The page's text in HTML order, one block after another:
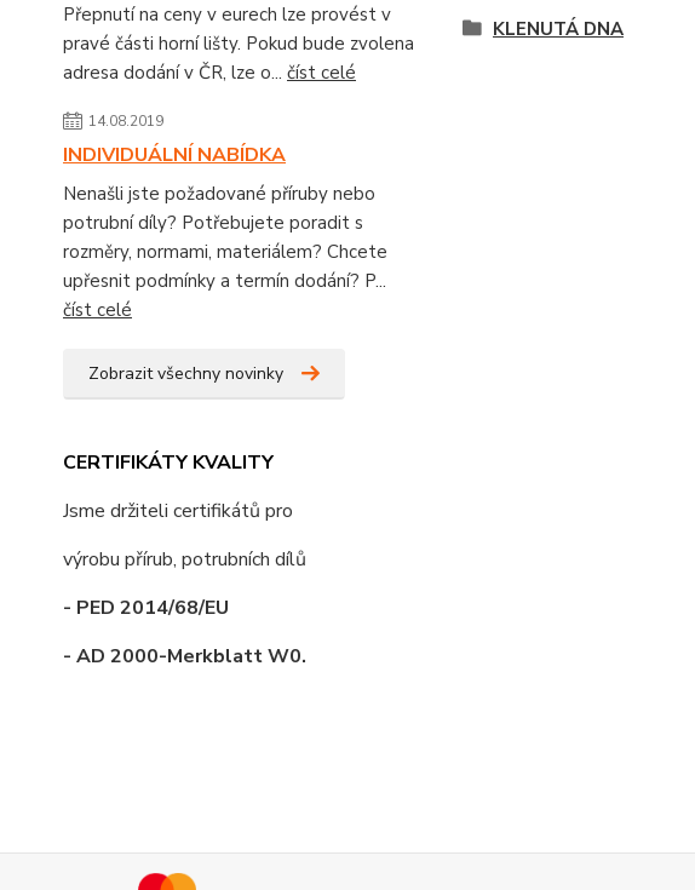
Přepnutí na ceny v eurech lze provést v
pravé části horní lišty. Pokud bude zvolena
adresa dodání v ČR, lze o... číst celé
14.08.2019
INDIVIDUÁLNÍ NABÍDKA
Nenašli jste požadované příruby nebo
potrubní díly? Potřebujete poradit s
rozměry, normami, materiálem? Chcete
upřesnit podmínky a termín dodání? P...
číst celé
Zobrazit všechny novinky
CERTIFIKÁTY KVALITY
Jsme držiteli certifikátů pro
výrobu přírub, potrubních dílů
- PED 2014/68/EU
- AD 2000-Merkblatt W0.
KLENUTÁ DNA